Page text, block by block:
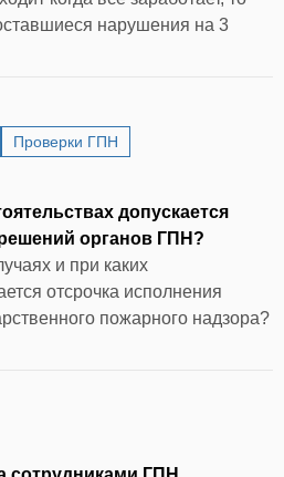
нарушения на 3
Проверки ГПН
допускается
органов ГПН?
и при каких
отсрочка исполнения
пожарного надзора?